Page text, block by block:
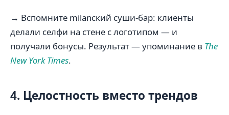
→ Вспомните milanский суши-бар: клиенты
делали селфи на стене с логотипом — и
получали бонусы. Результат — упоминание в The
New York Times.
4. Целостность вместо трендов